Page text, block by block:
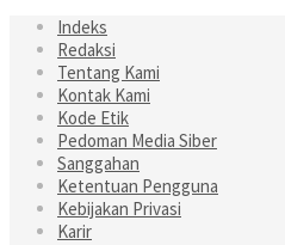
Indeks
Redaksi
Tentang Kami
Kontak Kami
Kode Etik
Pedoman Media Siber
Sanggahan
Ketentuan Pengguna
Kebijakan Privasi
Karir